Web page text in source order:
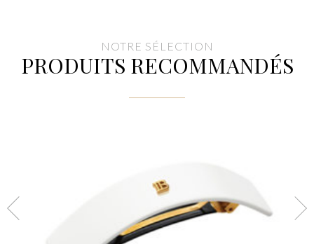
NOTRE SÉLECTION
PRODUITS RECOMMANDÉS